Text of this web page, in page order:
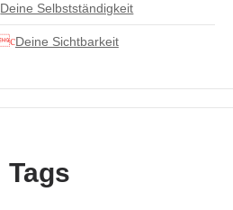
Deine Selbstständigkeit
Deine Sichtbarkeit
Tags